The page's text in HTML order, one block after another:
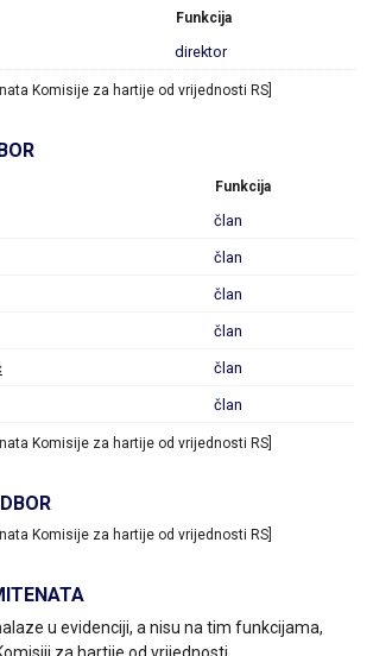
Funkcija
direktor
Komisije za hartije od vrijednosti RS]
Funkcija
član
član
član
član
član
član
Komisije za hartije od vrijednosti RS]
Komisije za hartije od vrijednosti RS]
u evidenciji, a nisu na tim funkcijama,
za hartije od vrijednosti.